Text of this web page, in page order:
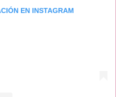
EN INSTAGRAM